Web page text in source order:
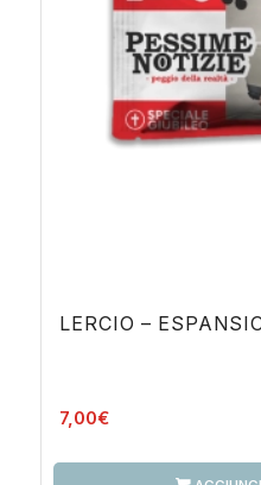
LERCIO –
7,00€